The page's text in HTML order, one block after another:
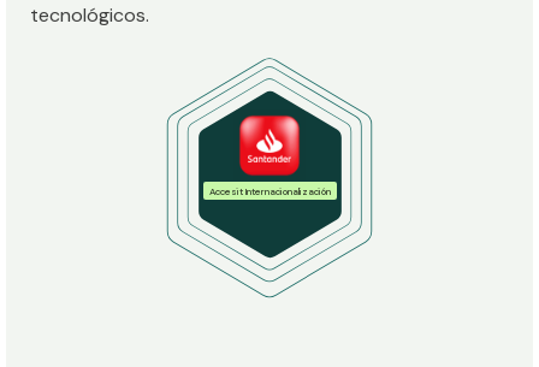
tecnológicos.
Accesit Internacionalización